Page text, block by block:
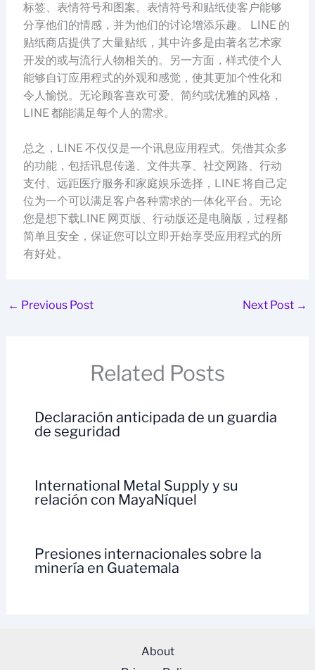
标签、表情符号和图案。表情符号和贴纸使客户能够
分享他们的情感，并为他们的讨论增添乐趣。 LINE 的
贴纸商店提供了大量贴纸，其中许多是由著名艺术家
开发的或与流行人物相关的。另一方面，样式使个人
能够自订应用程式的外观和感觉，使其更加个性化和
令人愉悦。无论顾客喜欢可爱、简约或优雅的风格，
LINE 都能满足每个人的需求。
总之，LINE 不仅仅是一个讯息应用程式。凭借其众多
的功能，包括讯息传递、文件共享、社交网路、行动
支付、远距医疗服务和家庭娱乐选择，LINE 将自己定
位为一个可以满足客户各种需求的一体化平台。无论
您是想下载LINE 网页版、行动版还是电脑版，过程都
简单且安全，保证您可以立即开始享受应用程式的所
有好处。
← Previous Post Next Post →
Related Posts
Declaración anticipada de un guardia
de seguridad
International Metal Supply y su
relación con MayaNíquel
Presiones internacionales sobre la
minería en Guatemala
About